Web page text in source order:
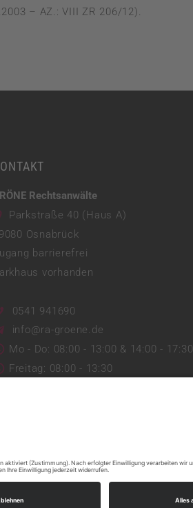
– AZ.: VIII ZR 206/12).
Rechtsanwälte
Parkstraße 40 (Haus A)
Osnabrück
barrierefrei
vorhanden
0541 941690
info@ra-groene.de
Mo - Do: 08:00 - 13:00 & 14:00 - 17:30
Freitag: 08:00 - 13:30